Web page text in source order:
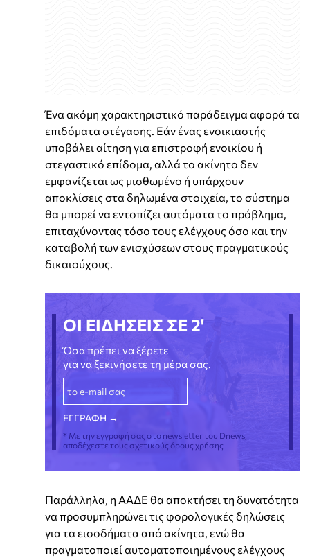
Ένα ακόμη χαρακτηριστικό παράδειγμα αφορά τα
επιδόματα στέγασης. Εάν ένας ενοικιαστής
υποβάλει αίτηση για επιστροφή ενοικίου ή
στεγαστικό επίδομα, αλλά το ακίνητο δεν
εμφανίζεται ως μισθωμένο ή υπάρχουν
αποκλίσεις στα δηλωμένα στοιχεία, το σύστημα
θα μπορεί να εντοπίζει αυτόματα το πρόβλημα,
επιταχύνοντας τόσο τους ελέγχους όσο και την
καταβολή των ενισχύσεων στους πραγματικούς
δικαιούχους.
ΟΙ ΕΙΔΗΣΕΙΣ ΣΕ 2'
Όσα πρέπει να ξέρετε
για να ξεκινήσετε τη μέρα σας.
* Με την εγγραφή σας στο newsletter του Dnews,
αποδέχεστε τους σχετικούς όρους χρήσης
Παράλληλα, η ΑΑΔΕ θα αποκτήσει τη δυνατότητα
να προσυμπληρώνει τις φορολογικές δηλώσεις
για τα εισοδήματα από ακίνητα, ενώ θα
πραγματοποιεί αυτοματοποιημένους ελέγχους